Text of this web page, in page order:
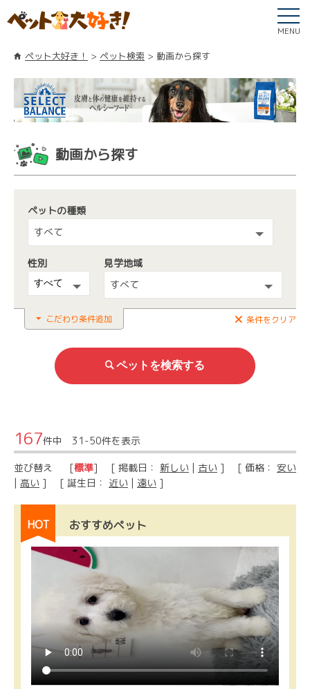
MENU
ペット大好き！ ペット検索 動画から探す
動画から探す
ペットの種類
すべて
性別
見学地域
すべて
こだわり条件追加 条件をクリア
167件中 31-50件を表示
並び替え [標準] [ 掲載日： 新しい | 古い ] [ 価格： 安い
| 高い ] [ 誕生日： 近い | 遠い ]
HOT おすすめペット